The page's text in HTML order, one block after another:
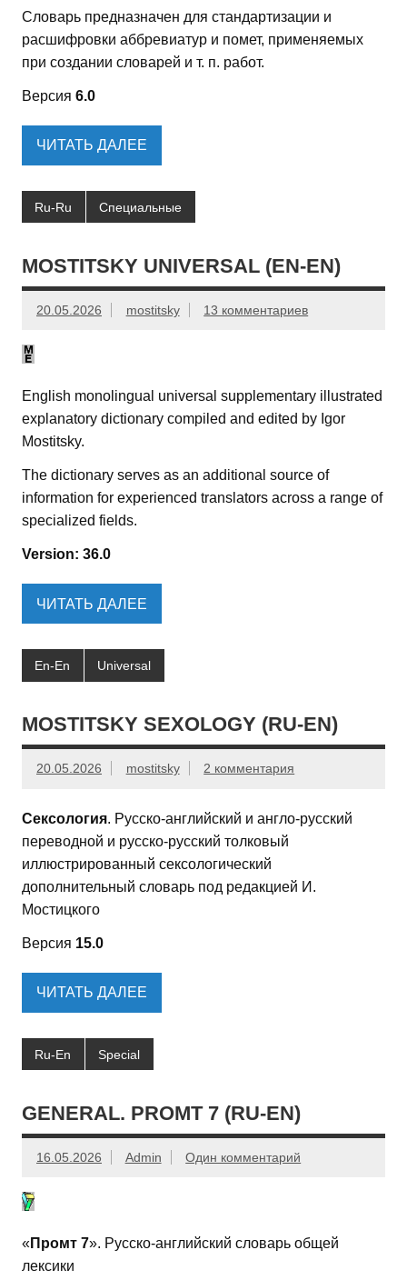
Словарь предназначен для стандартизации и
расшифровки аббревиатур и помет, применяемых
при создании словарей и т. п. работ.
Версия 6.0
ЧИТАТЬ ДАЛЕЕ
Ru-Ru Специальные
MOSTITSKY UNIVERSAL (EN-EN)
20.05.2026 mostitsky 13 комментариев
English monolingual universal supplementary illustrated
explanatory dictionary compiled and edited by Igor
Mostitsky.
The dictionary serves as an additional source of
information for experienced translators across a range of
specialized fields.
Version: 36.0
ЧИТАТЬ ДАЛЕЕ
En-En Universal
MOSTITSKY SEXOLOGY (RU-EN)
20.05.2026 mostitsky 2 комментария
Сексология. Русско-английский и англо-русский
переводной и русско-русский толковый
иллюстрированный сексологический
дополнительный словарь под редакцией И.
Мостицкого
Версия 15.0
ЧИТАТЬ ДАЛЕЕ
Ru-En Special
GENERAL. PROMT 7 (RU-EN)
16.05.2026 Admin Один комментарий
«Промт 7». Русско-английский словарь общей
лексики